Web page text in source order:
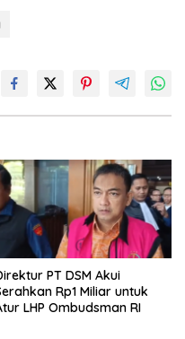
PT DSM Akui
Rp1 Miliar untuk
LHP Ombudsman RI